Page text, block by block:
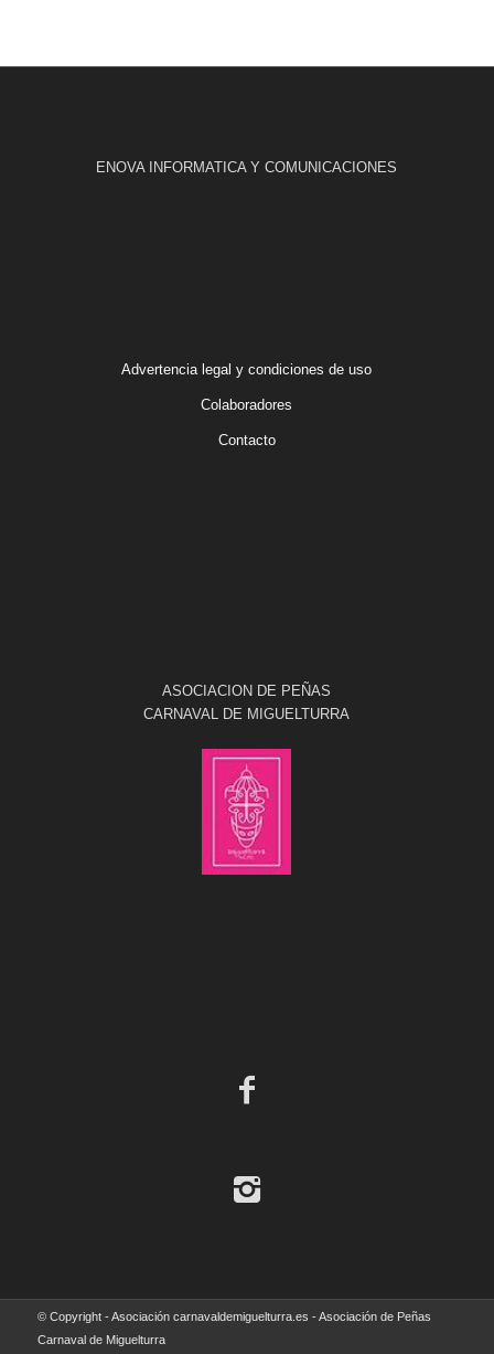
ENOVA INFORMATICA Y COMUNICACIONES
Advertencia legal y condiciones de uso
Colaboradores
Contacto
ASOCIACION DE PEÑAS
CARNAVAL DE MIGUELTURRA
© Copyright - Asociación carnavaldemiguelturra.es - Asociación de Peñas
Carnaval de Miguelturra